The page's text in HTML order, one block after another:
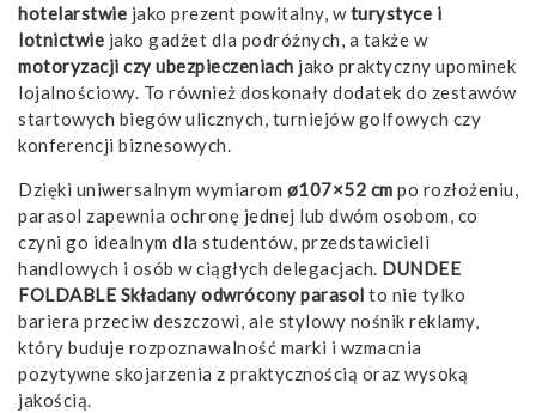
hotelarstwie jako prezent powitalny, wturystyce i
lotnictwie jako gadżet dla podróżnych, a także w
motoryzacji czy ubezpieczeniach jako praktyczny upominek
lojalnościowy. To również doskonały dodatek do zestawów
startowych biegów ulicznych, turniejów golfowych czy
konferencji biznesowych.
Dzięki uniwersalnym wymiarom ø107×52 cm po rozłożeniu,
parasol zapewnia ochronę jednej lub dwóm osobom, co
czyni go idealnym dla studentów, przedstawicieli
handlowych i osób w ciągłych delegacjach. DUNDEE
FOLDABLE Składany odwrócony parasol to nie tylko
bariera przeciw deszczowi, ale stylowy nośnik reklamy,
który buduje rozpoznawalność marki i wzmacnia
pozytywne skojarzenia z praktycznością oraz wysoką
jakością.